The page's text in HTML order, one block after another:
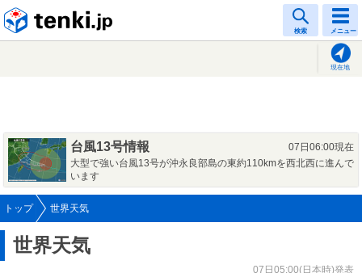
検索 メニュー
現在地
台風13号情報
07日06:00現在
大型で強い台風13号が沖永良部島の東約110kmを西北西に進んで
います
トップ 世界天気
世界天気
07日05:00(日本時)発表